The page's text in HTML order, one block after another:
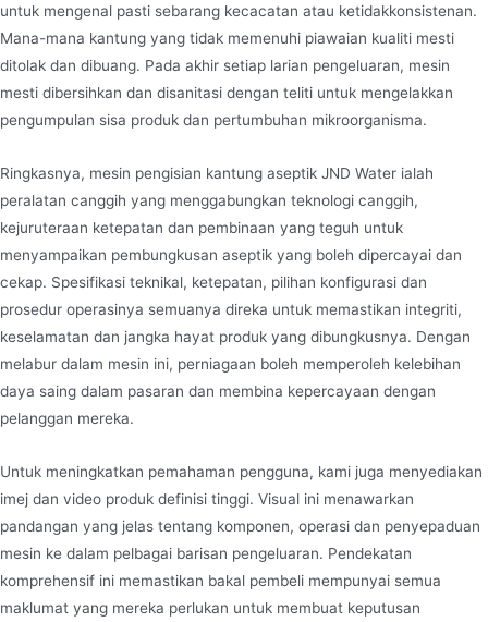
untuk mengenal pasti sebarang kecacatan atau ketidakkonsistenan.
Mana-mana kantung yang tidak memenuhi piawaian kualiti mesti
ditolak dan dibuang. Pada akhir setiap larian pengeluaran, mesin
mesti dibersihkan dan disanitasi dengan teliti untuk mengelakkan
pengumpulan sisa produk dan pertumbuhan mikroorganisma.
Ringkasnya, mesin pengisian kantung aseptik JND Water ialah
peralatan canggih yang menggabungkan teknologi canggih,
kejuruteraan ketepatan dan pembinaan yang teguh untuk
menyampaikan pembungkusan aseptik yang boleh dipercayai dan
cekap. Spesifikasi teknikal, ketepatan, pilihan konfigurasi dan
prosedur operasinya semuanya direka untuk memastikan integriti,
keselamatan dan jangka hayat produk yang dibungkusnya. Dengan
melabur dalam mesin ini, perniagaan boleh memperoleh kelebihan
daya saing dalam pasaran dan membina kepercayaan dengan
pelanggan mereka.
Untuk meningkatkan pemahaman pengguna, kami juga menyediakan
imej dan video produk definisi tinggi. Visual ini menawarkan
pandangan yang jelas tentang komponen, operasi dan penyepaduan
mesin ke dalam pelbagai barisan pengeluaran. Pendekatan
komprehensif ini memastikan bakal pembeli mempunyai semua
maklumat yang mereka perlukan untuk membuat keputusan